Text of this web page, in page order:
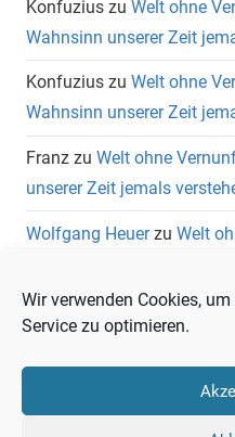
Wir verwenden Cookies,
Service zu optimieren.
Konfuzius zu Welt ohne
Wahnsinn unserer Zeit
Konfuzius zu Welt ohne
Wahnsinn unserer Zeit
Franz zu Welt ohne
unserer Zeit jemals
Wolfgang Heuerzu Welt